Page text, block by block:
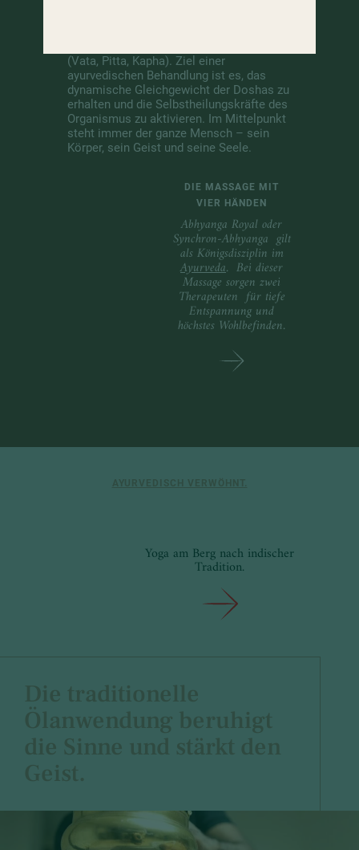
DIE MASSAGE MIT
VIER HÄNDEN
Abhyanga Royal oder
Synchron-Abhyanga gilt
als Königsdisziplin im
Ayurveda. Bei dieser
Massage sorgen zwei
Therapeuten für tiefe
Entspannung und
höchstes Wohlbefinden.
(Vata, Pitta, Kapha). Ziel einer
ayurvedischen Behandlung ist es, das
dynamische Gleichgewicht der Doshas zu
erhalten und die Selbstheilungskräfte des
Organismus zu aktivieren. Im Mittelpunkt
steht immer der ganze Mensch – sein
Körper, sein Geist und seine Seele.
AYURVEDISCH VERWÖHNT.
Yoga am Berg nach indischer
Tradition.
Die traditionelle
Ölanwendung beruhigt
die Sinne und stärkt den
Geist.